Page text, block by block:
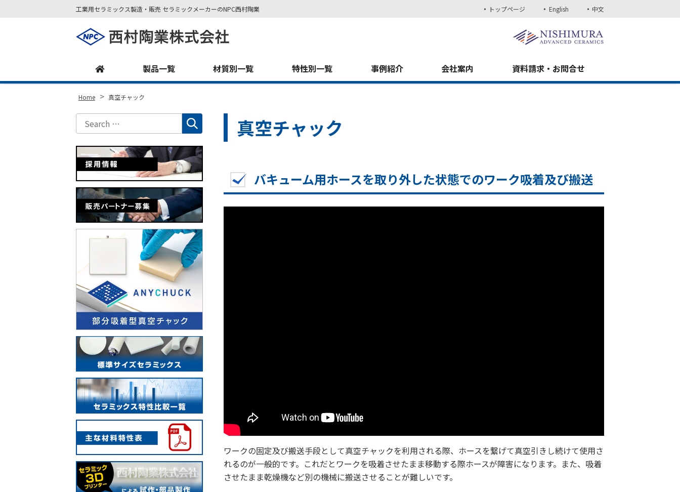
工業用セラミックス製造・販売 セラミックメーカーのNPC西村陶業 トップページ English 中文
製品一覧 材質別一覧 特性別一覧 事例紹介 会社案内 資料請求・お問合せ
Home > 真空チャック
真空チャック
バキューム用ホースを取り外した状態でのワーク吸着及び搬送
ワークの固定及び搬送手段として真空チャックを利用される際、ホースを繋げて真空引きし続けて使用さ
れるのが一般的です。これだとワークを吸着させたまま移動する際ホースが障害になります。また、吸着
させたまま乾燥機など別の機械に搬送させることが難しいです。